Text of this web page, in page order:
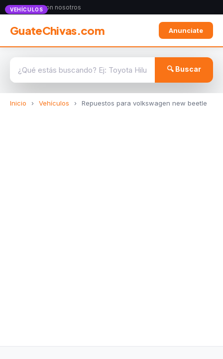
Anunciate con nosotros
GuateChivas.com Anunciate
🔍 Buscar
Inicio › Vehículos › Repuestos para volkswagen new beetle
VEHÍCULOS